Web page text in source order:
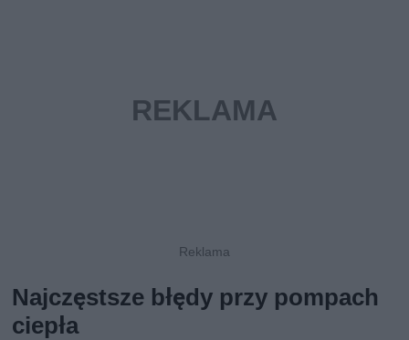
Najczęstsze błędy przy pompach
ciepła